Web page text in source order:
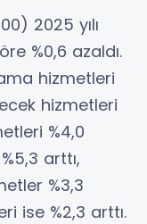
2025 yılı
%0,6 azaldı.
hizmetleri
hizmetleri
%4,0
arttı,
%3,3
ise %2,3 arttı.